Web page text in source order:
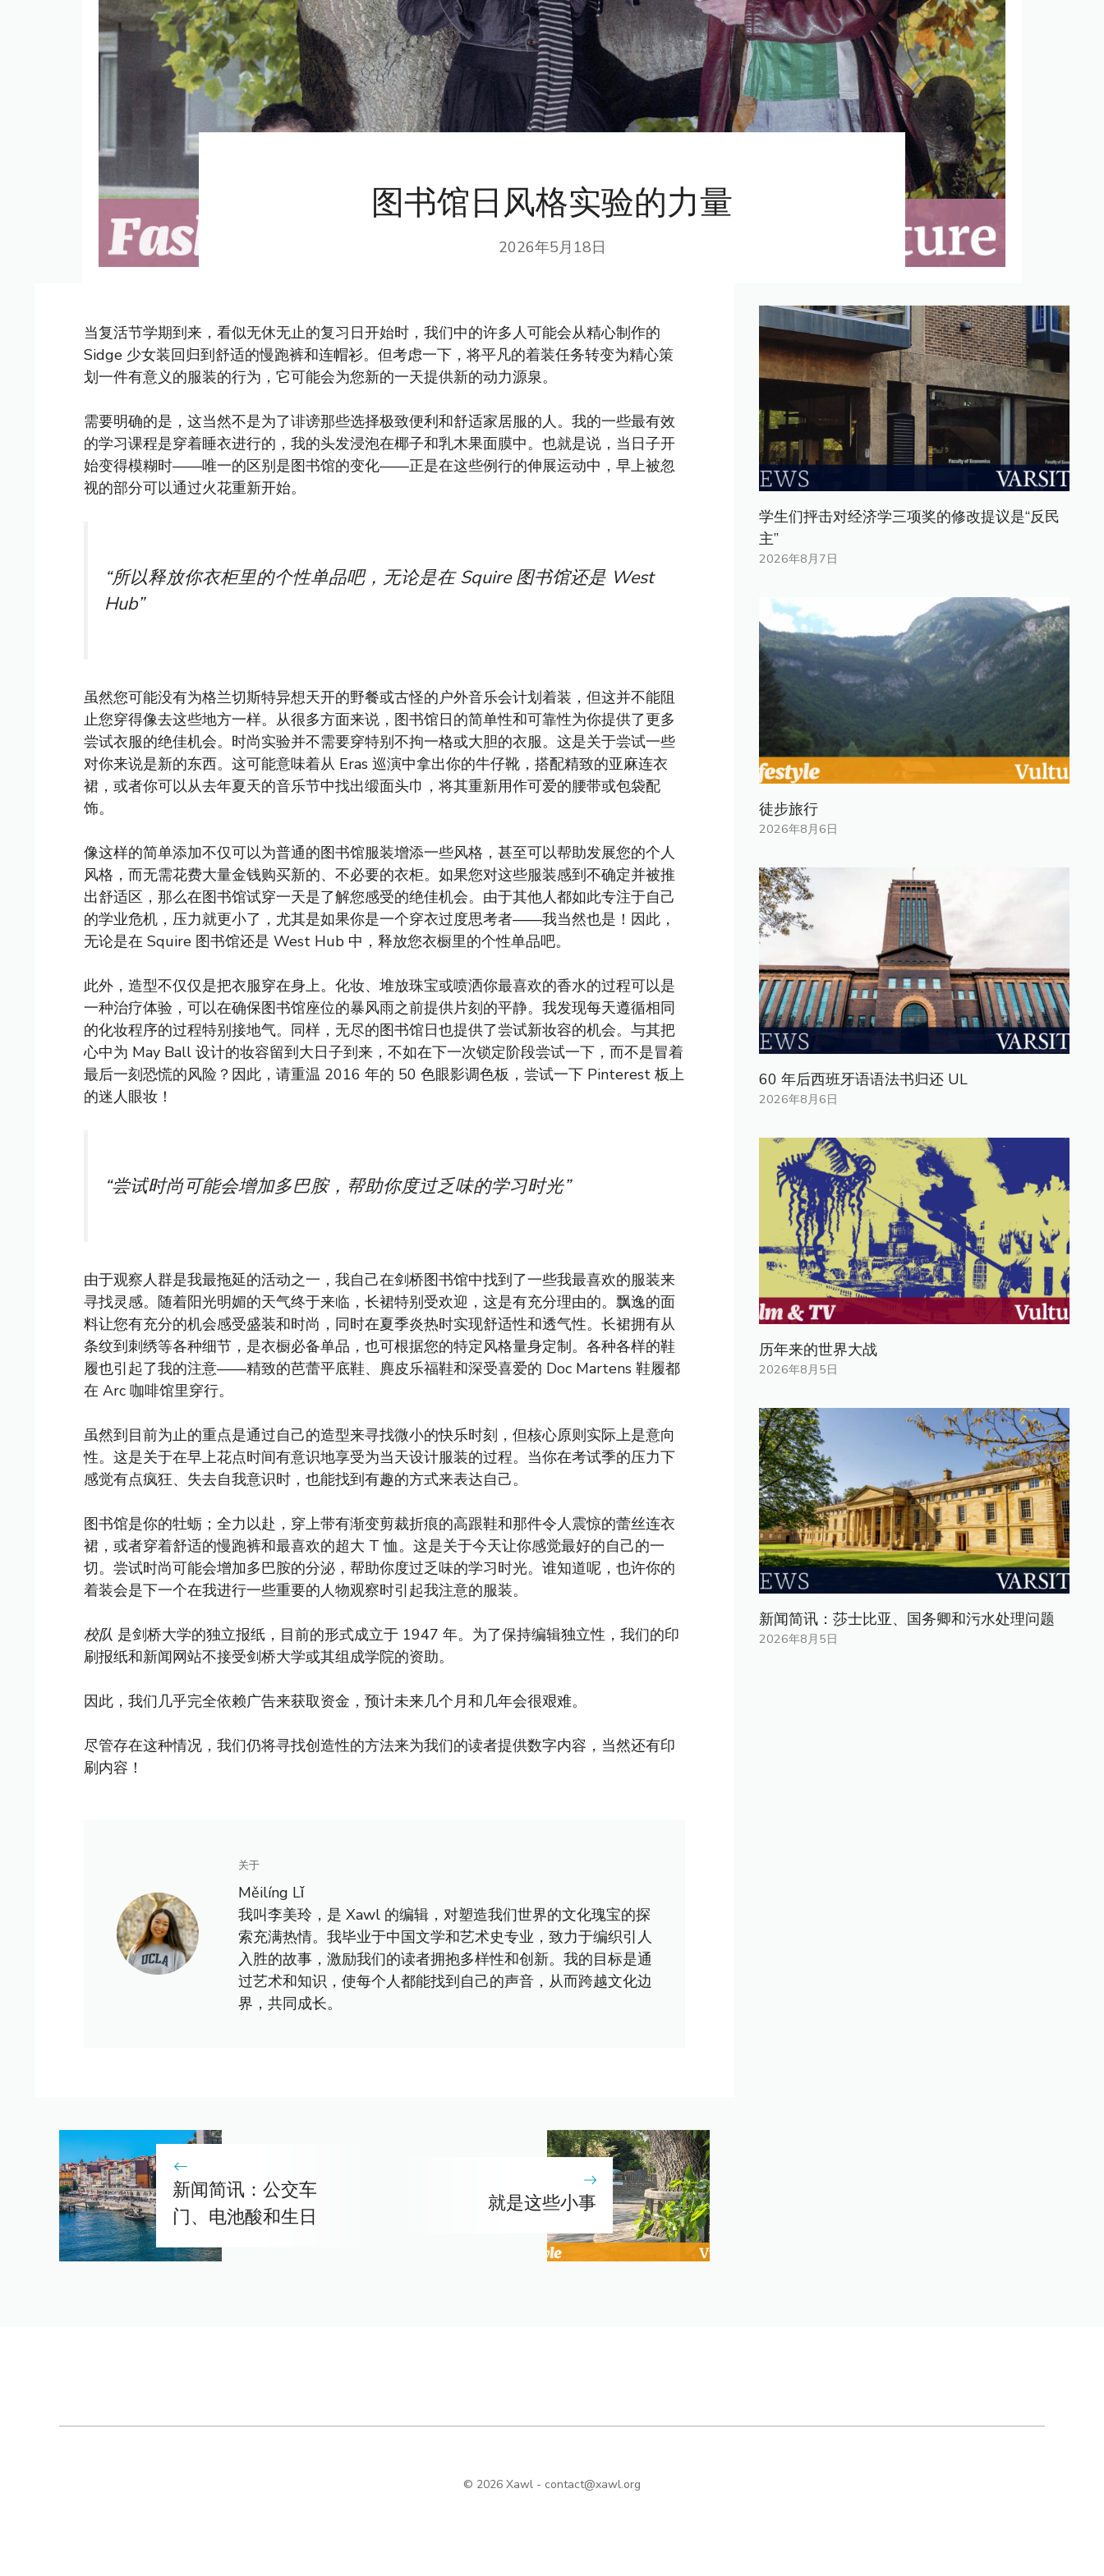
图书馆日风格实验的力量
2026年5月18日
当复活节学期到来，看似无休无止的复习日开始时，我们中的许多人可能会从精心制作的
Sidge 少女装回归到舒适的慢跑裤和连帽衫。但考虑一下，将平凡的着装任务转变为精心策
划一件有意义的服装的行为，它可能会为您新的一天提供新的动力源泉。
需要明确的是，这当然不是为了诽谤那些选择极致便利和舒适家居服的人。我的一些最有效
的学习课程是穿着睡衣进行的，我的头发浸泡在椰子和乳木果面膜中。也就是说，当日子开
始变得模糊时——唯一的区别是图书馆的变化——正是在这些例行的伸展运动中，早上被忽
视的部分可以通过火花重新开始。
“所以释放你衣柜里的个性单品吧，无论是在 Squire 图书馆还是 West
Hub”
虽然您可能没有为格兰切斯特异想天开的野餐或古怪的户外音乐会计划着装，但这并不能阻
止您穿得像去这些地方一样。从很多方面来说，图书馆日的简单性和可靠性为你提供了更多
尝试衣服的绝佳机会。时尚实验并不需要穿特别不拘一格或大胆的衣服。这是关于尝试一些
对你来说是新的东西。这可能意味着从 Eras 巡演中拿出你的牛仔靴，搭配精致的亚麻连衣
裙，或者你可以从去年夏天的音乐节中找出缎面头巾，将其重新用作可爱的腰带或包袋配
饰。
像这样的简单添加不仅可以为普通的图书馆服装增添一些风格，甚至可以帮助发展您的个人
风格，而无需花费大量金钱购买新的、不必要的衣柜。如果您对这些服装感到不确定并被推
出舒适区，那么在图书馆试穿一天是了解您感受的绝佳机会。由于其他人都如此专注于自己
的学业危机，压力就更小了，尤其是如果你是一个穿衣过度思考者——我当然也是！因此，
无论是在 Squire 图书馆还是 West Hub 中，释放您衣橱里的个性单品吧。
此外，造型不仅仅是把衣服穿在身上。化妆、堆放珠宝或喷洒你最喜欢的香水的过程可以是
一种治疗体验，可以在确保图书馆座位的暴风雨之前提供片刻的平静。我发现每天遵循相同
的化妆程序的过程特别接地气。同样，无尽的图书馆日也提供了尝试新妆容的机会。与其把
心中为 May Ball 设计的妆容留到大日子到来，不如在下一次锁定阶段尝试一下，而不是冒着
最后一刻恐慌的风险？因此，请重温 2016 年的 50 色眼影调色板，尝试一下 Pinterest 板上
的迷人眼妆！
“尝试时尚可能会增加多巴胺，帮助你度过乏味的学习时光”
由于观察人群是我最拖延的活动之一，我自己在剑桥图书馆中找到了一些我最喜欢的服装来
寻找灵感。随着阳光明媚的天气终于来临，长裙特别受欢迎，这是有充分理由的。飘逸的面
料让您有充分的机会感受盛装和时尚，同时在夏季炎热时实现舒适性和透气性。长裙拥有从
条纹到刺绣等各种细节，是衣橱必备单品，也可根据您的特定风格量身定制。各种各样的鞋
履也引起了我的注意——精致的芭蕾平底鞋、麂皮乐福鞋和深受喜爱的 Doc Martens 鞋履都
在 Arc 咖啡馆里穿行。
虽然到目前为止的重点是通过自己的造型来寻找微小的快乐时刻，但核心原则实际上是意向
性。这是关于在早上花点时间有意识地享受为当天设计服装的过程。当你在考试季的压力下
感觉有点疯狂、失去自我意识时，也能找到有趣的方式来表达自己。
图书馆是你的牡蛎；全力以赴，穿上带有渐变剪裁折痕的高跟鞋和那件令人震惊的蕾丝连衣
裙，或者穿着舒适的慢跑裤和最喜欢的超大 T 恤。这是关于今天让你感觉最好的自己的一
切。尝试时尚可能会增加多巴胺的分泌，帮助你度过乏味的学习时光。谁知道呢，也许你的
着装会是下一个在我进行一些重要的人物观察时引起我注意的服装。
校队 是剑桥大学的独立报纸，目前的形式成立于 1947 年。为了保持编辑独立性，我们的印
刷报纸和新闻网站不接受剑桥大学或其组成学院的资助。
因此，我们几乎完全依赖广告来获取资金，预计未来几个月和几年会很艰难。
尽管存在这种情况，我们仍将寻找创造性的方法来为我们的读者提供数字内容，当然还有印
刷内容！
关于
Měilíng Lǐ
我叫李美玲，是 Xawl 的编辑，对塑造我们世界的文化瑰宝的探
索充满热情。我毕业于中国文学和艺术史专业，致力于编织引人
入胜的故事，激励我们的读者拥抱多样性和创新。我的目标是通
过艺术和知识，使每个人都能找到自己的声音，从而跨越文化边
界，共同成长。
新闻简讯：公交车
门、电池酸和生日
就是这些小事
学生们抨击对经济学三项奖的修改提议是“反民
主”
2026年8月7日
徒步旅行
2026年8月6日
60 年后西班牙语语法书归还 UL
2026年8月6日
历年来的世界大战
2026年8月5日
新闻简讯：莎士比亚、国务卿和污水处理问题
2026年8月5日
© 2026 Xawl - contact@xawl.org